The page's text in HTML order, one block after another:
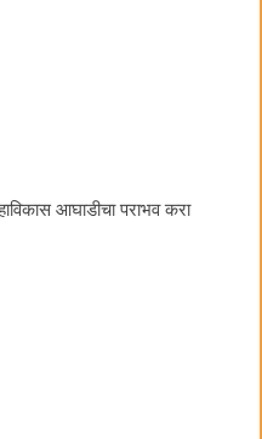
आघाडीचा पराभव करा